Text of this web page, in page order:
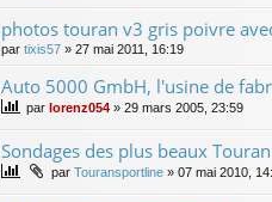
photos touran v3 gris poivre
par tixis57 » 27 mai 2011, 16:19
Auto 5000 GmbH, l'usine de
par lorenz054 » 29 mars 2005, 23:59
Sondages des plus beaux
par Touransportline » 07 mai 2010,